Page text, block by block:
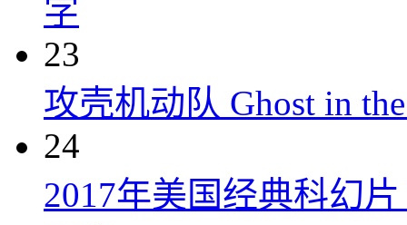
字
23
攻壳机动队 Ghost in
24
2017年美国经典科幻